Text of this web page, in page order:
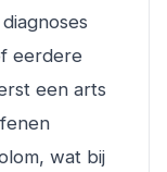
eerdere
een arts
wat bij